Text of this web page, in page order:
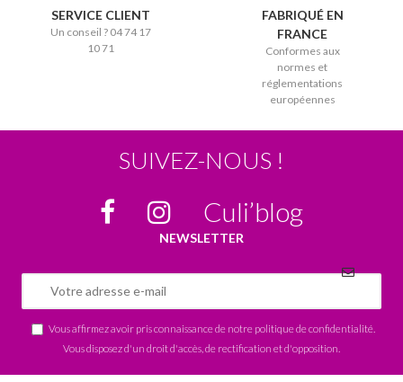
SERVICE CLIENT
Un conseil ? 04 74 17
10 71
FABRIQUÉ EN
FRANCE
Conformes aux
normes et
réglementations
européennes
SUIVEZ-NOUS !
Culi’blog
NEWSLETTER
Vous affirmez avoir pris connaissance de notre politique de confidentialité
Vous disposez d'un droit d'accès, de rectification et d'opposition.